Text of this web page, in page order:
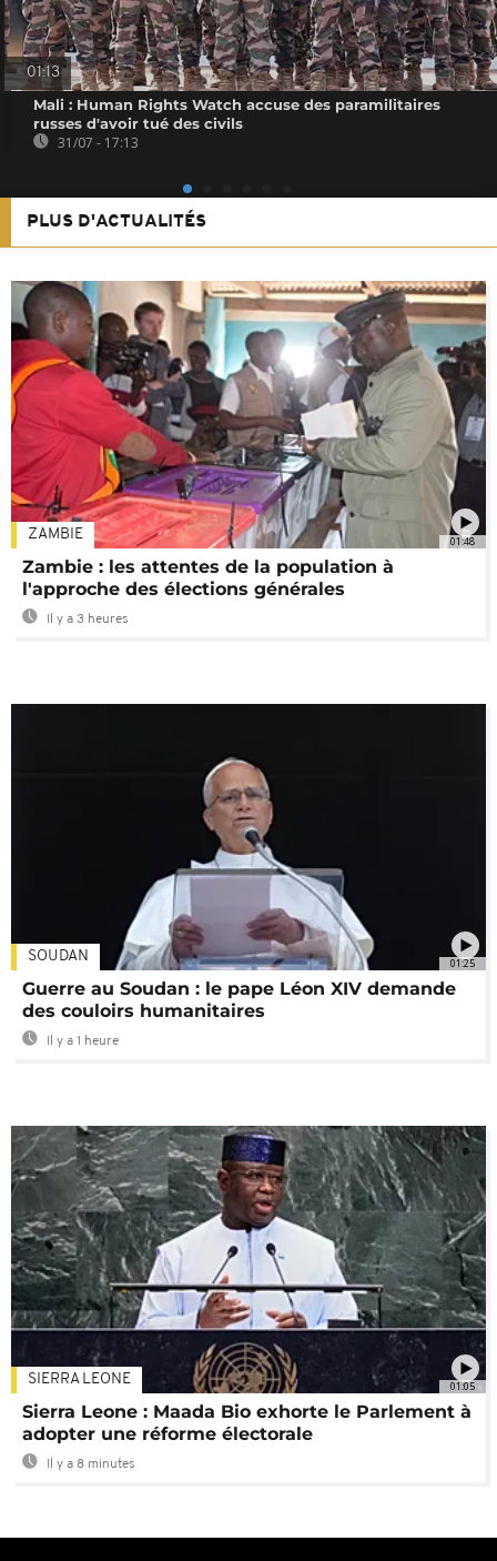
01:13
Mali : Human Rights Watch accuse des paramilitaires
russes d'avoir tué des civils
31/07 - 17:13
PLUS D'ACTUALITÉS
01:48
ZAMBIE
Zambie : les attentes de la population à
l'approche des élections générales
Il y a 3 heures
01:25
SOUDAN
Guerre au Soudan : le pape Léon XIV demande
des couloirs humanitaires
Il y a 1 heure
01:05
SIERRA LEONE
Sierra Leone : Maada Bio exhorte le Parlement à
adopter une réforme électorale
Il y a 8 minutes